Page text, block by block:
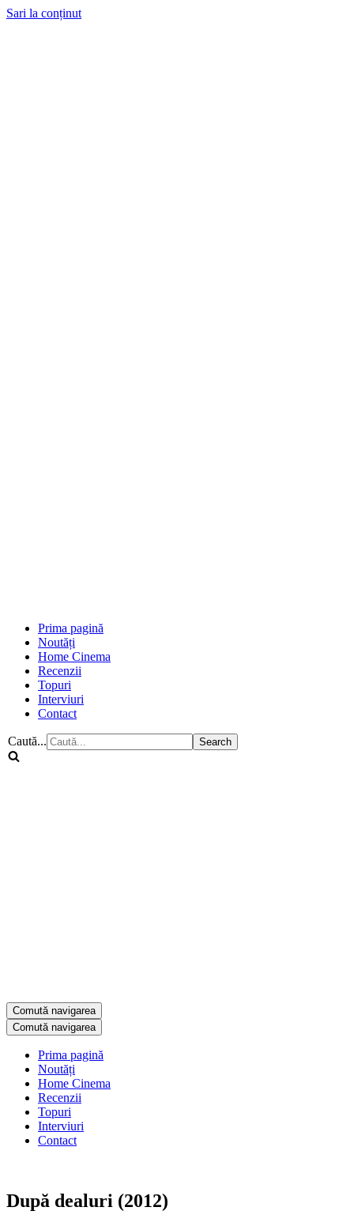
Sari la conținut
Prima pagină
Noutăți
Home Cinema
Recenzii
Topuri
Interviuri
Contact
Caută...
Comută navigarea
Comută navigarea
Prima pagină
Noutăți
Home Cinema
Recenzii
Topuri
Interviuri
Contact
După dealuri (2012)